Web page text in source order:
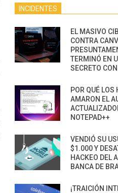
INCIDENTES
EL MASIVO
CONTRA
TERMINÓ EN
SECRETO
POR QUÉ LOS
AMARON EL
NOTEPAD++
VENDIÓ SU
$1.000 Y
HACKEO DEL
BANCA DE
¡TRAICIÓN